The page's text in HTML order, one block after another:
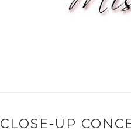
CLOSE-UP